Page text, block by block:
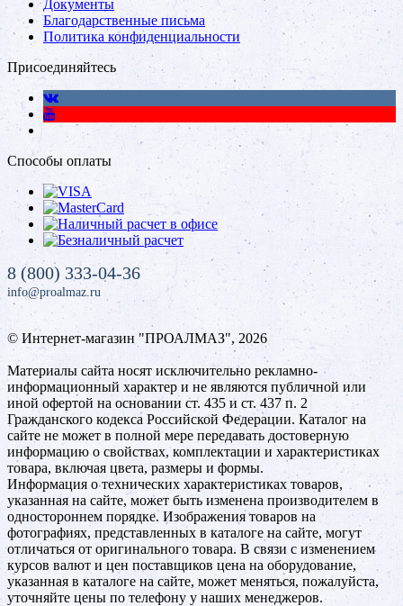
Документы
Благодарственные письма
Политика конфиденциальности
Присоединяйтесь
Способы оплаты
8 (800) 333-04-36
info@proalmaz.ru
© Интернет-магазин "ПРОАЛМАЗ", 2026
Материалы сайта носят исключительно рекламно-
информационный характер и не являются публичной или
иной офертой на основании ст. 435 и ст. 437 п. 2
Гражданского кодекса Российской Федерации. Каталог на
сайте не может в полной мере передавать достоверную
информацию о свойствах, комплектации и характеристиках
товара, включая цвета, размеры и формы.
Информация о технических характеристиках товаров,
указанная на сайте, может быть изменена производителем в
одностороннем порядке. Изображения товаров на
фотографиях, представленных в каталоге на сайте, могут
отличаться от оригинального товара. В связи с изменением
курсов валют и цен поставщиков цена на оборудование,
указанная в каталоге на сайте, может меняться, пожалуйста,
уточняйте цены по телефону у наших менеджеров.